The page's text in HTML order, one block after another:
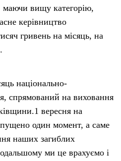
маючи вищу категорію,
керівництво
гривень на місяць, на
національно-
спрямований на виховання
вересня на
один момент, а саме
наших загиблих
ми це врахуємо і